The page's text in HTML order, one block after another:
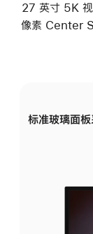
27 英寸 5K 视
像素 Center
标准玻璃面